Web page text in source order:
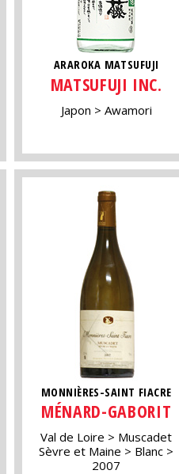
ARAROKA MATSUFUJI
MATSUFUJI INC.
Japon Awamori
MONNIÈRES-SAINT FIACRE
MÉNARD-GABORIT
Val de Loire
Muscadet
Sèvre et Maine
Blanc
2007